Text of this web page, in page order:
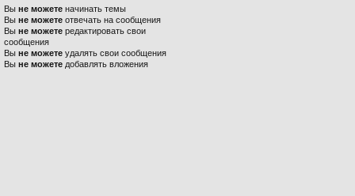
Вы не можете начинать темы
Вы не можете отвечать на сообщения
Вы не можете редактировать свои
сообщения
Вы не можете удалять свои сообщения
Вы не можете добавлять вложения